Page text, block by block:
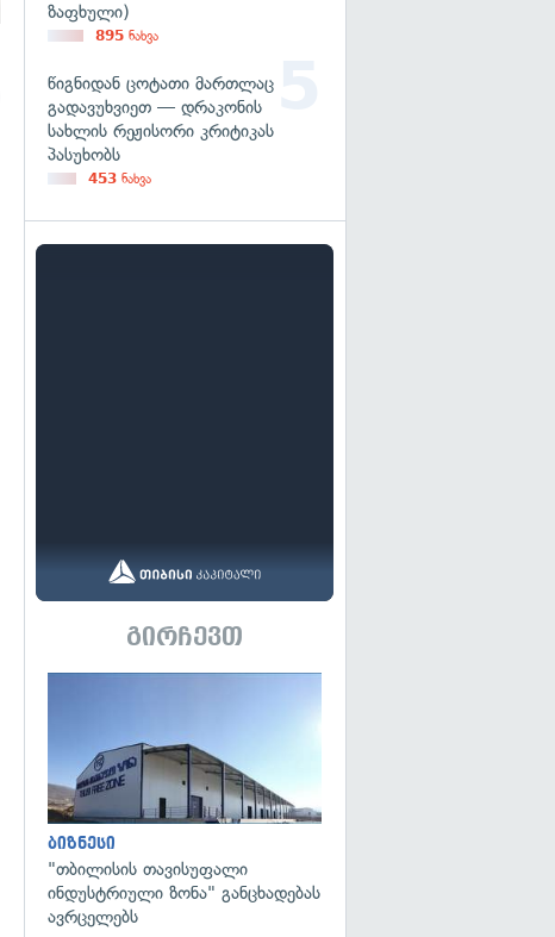
ზაფხული)
895 ნახვა
წიგნიდან ცოტათი მართლაც
გადავუხვიეთ — დრაკონის
სახლის რეჟისორი კრიტიკას
პასუხობს
453 ნახვა
გირჩევთ
ბიზნესი
"თბილისის თავისუფალი
ინდუსტრიული ზონა" განცხადებას
ავრცელებს